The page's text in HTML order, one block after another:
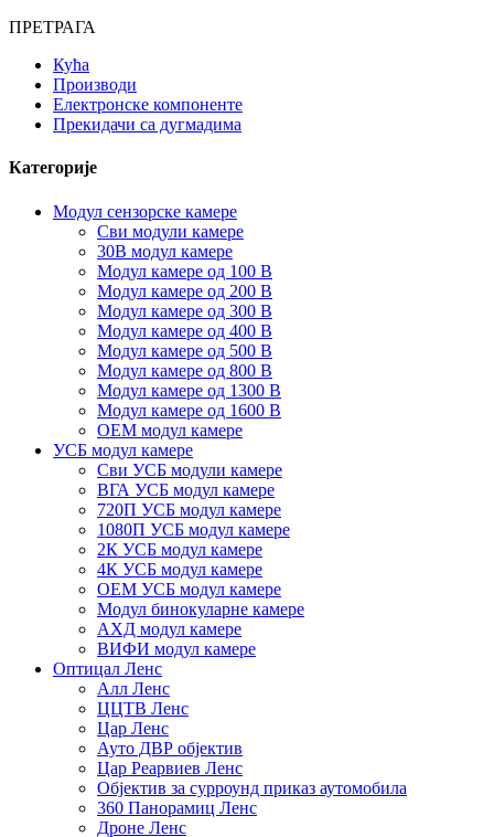
ПРЕТРАГА
Кућа
Производи
Електронске компоненте
Прекидачи са дугмадима
Категорије
Модул сензорске камере
Сви модули камере
30В модул камере
Модул камере од 100 В
Модул камере од 200 В
Модул камере од 300 В
Модул камере од 400 В
Модул камере од 500 В
Модул камере од 800 В
Модул камере од 1300 В
Модул камере од 1600 В
ОЕМ модул камере
УСБ модул камере
Сви УСБ модули камере
ВГА УСБ модул камере
720П УСБ модул камере
1080П УСБ модул камере
2К УСБ модул камере
4К УСБ модул камере
ОЕМ УСБ модул камере
Модул бинокуларне камере
АХД модул камере
ВИФИ модул камере
Оптицал Ленс
Алл Ленс
ЦЦТВ Ленс
Цар Ленс
Ауто ДВР објектив
Цар Реарвиев Ленс
Објектив за сурроунд приказ аутомобила
360 Панорамиц Ленс
Дроне Ленс